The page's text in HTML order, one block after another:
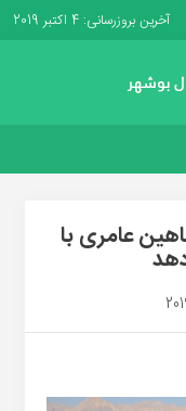
آخرین بروزرسانی: 4 اکتبر 2019
عامری با